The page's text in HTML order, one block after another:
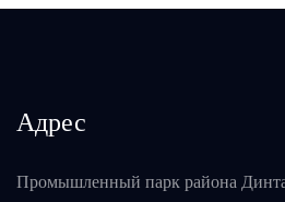
Адрес
Промышленный парк района